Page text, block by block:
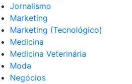
Jornalismo
Marketing
Marketing (Tecnológico)
Medicina
Medicina Veterinária
Moda
Negócios